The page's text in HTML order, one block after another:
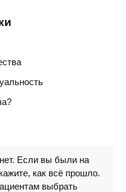
Если вы были на
как всё прошло.
выбрать